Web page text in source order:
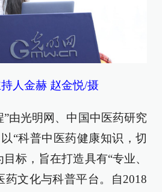
人金赫 赵金悦/摄
”由光明网、中国中医药研究
“科普中医药健康知识，切
标，旨在打造具有“专业、
药文化与科普平台。自2018